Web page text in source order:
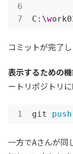
C: \w
コミットが完了し
表示するための
ートリポジトリに
git push
一方でAさんが同